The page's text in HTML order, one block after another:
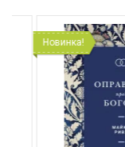
Новинка!